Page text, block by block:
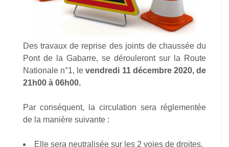
Des travaux de reprise des joints de chaussée du
Pont de la Gabarre, se dérouleront sur la Route
Nationale n°1, le vendredi 11 décembre 2020, de
21h00 à 06h00.
Par conséquent, la circulation sera réglementée
de la manière suivante :
Elle sera neutralisée sur les 2 voies de droites,